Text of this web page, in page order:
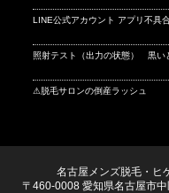
LINE公式アカウント アプリ不具
照射テスト（出力の状態） 黒い
⚠脱毛サロンの倒産ラッシュ
名古屋メンズ脱毛・ヒ
〒460-0008 愛知県名古屋市